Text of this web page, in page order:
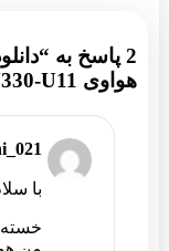
2 پاسخ به
هواوی Ascend Y330 Y330-U11”
با